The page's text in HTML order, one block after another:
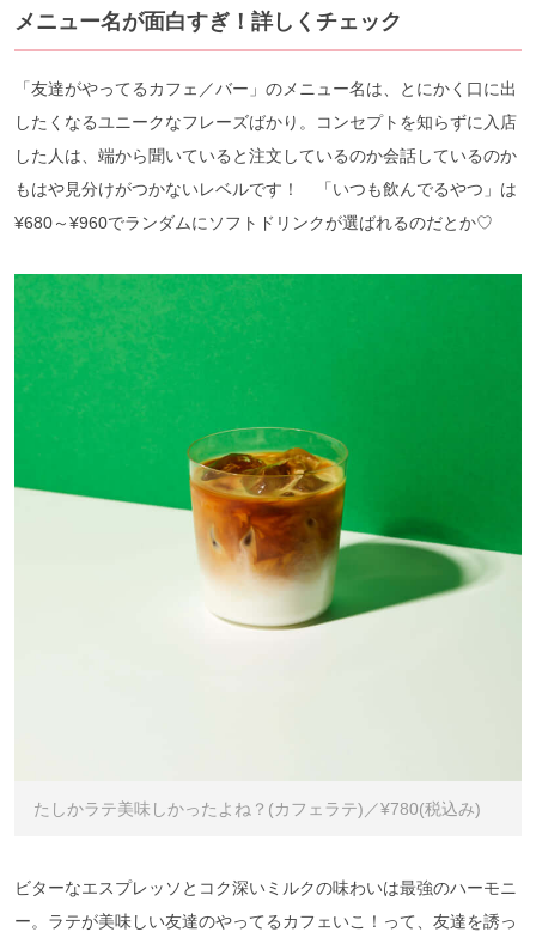
メニュー名が面白すぎ！詳しくチェック
「友達がやってるカフェ／バー」のメニュー名は、とにかく口に出
したくなるユニークなフレーズばかり。コンセプトを知らずに入店
した人は、端から聞いていると注文しているのか会話しているのか
もはや見分けがつかないレベルです！ 「いつも飲んでるやつ」は
¥680～¥960でランダムにソフトドリンクが選ばれるのだとか♡
たしかラテ美味しかったよね？(カフェラテ)／¥780(税込み)
ビターなエスプレッソとコク深いミルクの味わいは最強のハーモニ
ー。ラテが美味しい友達のやってるカフェいこ！って、友達を誘っ